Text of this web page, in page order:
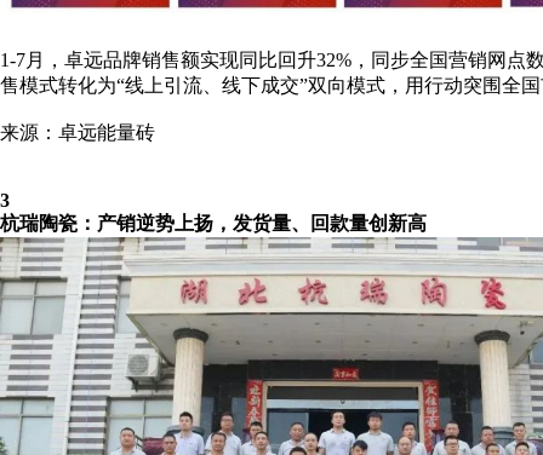
1-7月，卓远品牌销售额实现同比回升32%，同步全国营销网
售模式转化为“线上引流、线下成交”双向模式，用行动突围全
来源：卓远能量砖
3
杭瑞陶瓷：产销逆势上扬，发货量、回款量创新高